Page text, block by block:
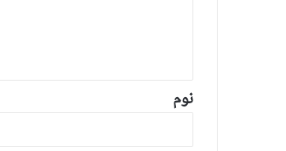
*
نوم